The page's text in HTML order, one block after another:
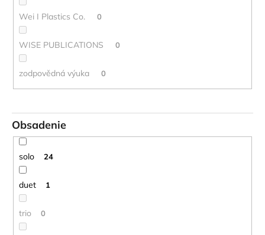
Wei I Plastics Co. 0
WISE PUBLICATIONS 0
zodpovědná výuka 0
Obsadenie
solo 24
duet 1
trio 0